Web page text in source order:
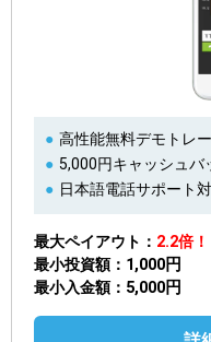
高性能無料デモトレ
5,000円キャッシュバ
日本語電話サポート対
最大ペイアウト
2.2倍！
最小投資額
1,000円
最小入金額 5,000円